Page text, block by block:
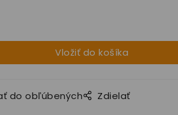
do obľúbených Zdielať